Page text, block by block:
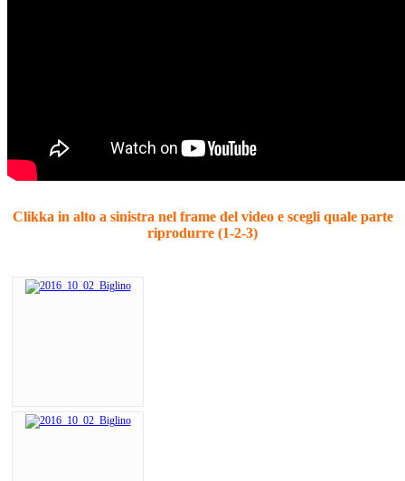
Clikka in alto a sinistra nel frame del video e scegli quale parte
riprodurre (1-2-3)